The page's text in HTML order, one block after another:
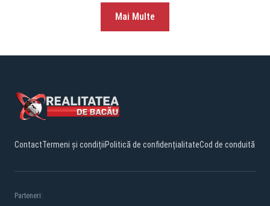
Mai Multe
ContactTermeni și condițiiPolitică de confidențialitateCod de conduită
Parteneri: